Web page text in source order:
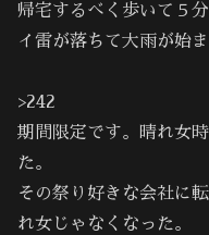
帰宅するべく歩いて５
イ雷が落ちて大雨が始ま
>242
期間限定です。晴れ女
た。
その祭り好きな会社に
れ女じゃなくなった。